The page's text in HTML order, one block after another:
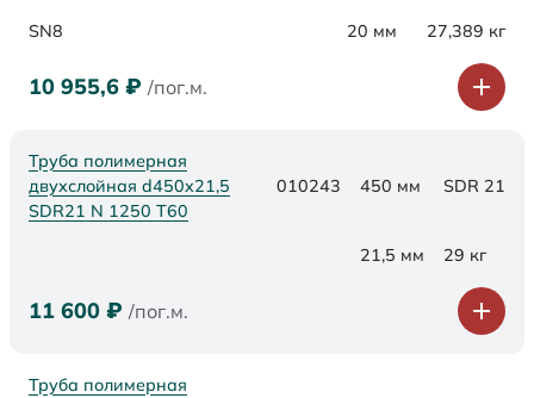
SN8 20 мм 27,389 кг
10 955,6 ₽ /пог.м.
Труба полимерная
двухслойная d450x21,5
SDR21 N 1250 Т60
010243 450 мм SDR 21
21,5 мм 29 кг
11 600 ₽ /пог.м.
Труба полимерная